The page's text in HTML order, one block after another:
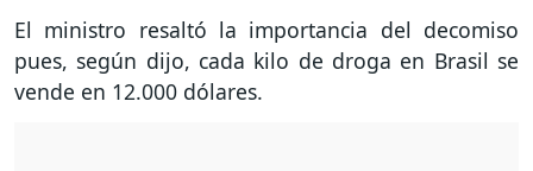
El ministro resaltó la importancia del decomiso
pues, según dijo, cada kilo de droga en Brasil se
vende en 12.000 dólares.